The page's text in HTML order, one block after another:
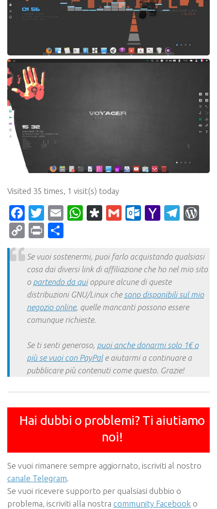
Visited 35 times, 1 visit(s) today
Facebook
Twitter
EmailWhatsApp
Diaspora
Gmail Yahoo
CopyPrint
Se vuoi sostenermi, puoi farlo acquistando qualsiasi
cosa dai diversi link di affiliazione che ho nel mio sito
o partendo da quioppure alcune di queste
distribuzioni GNU/Linux che sono disponibili sul mio
negozio online, quelle mancanti possono essere
comunque richieste.
Se ti senti generoso, puoi anche donarmi solo 1€ o
più se vuoi con PayPale aiutarmi a continuare a
pubblicare più contenuti come questo. Grazie!
Hai dubbi o problemi? Ti aiutiamo
noi!
Se vuoi rimanere sempre aggiornato, iscriviti al nostro
canale Telegram.
Se vuoi ricevere supporto per qualsiasi dubbio o
problema, iscriviti alla nostra community Facebook o